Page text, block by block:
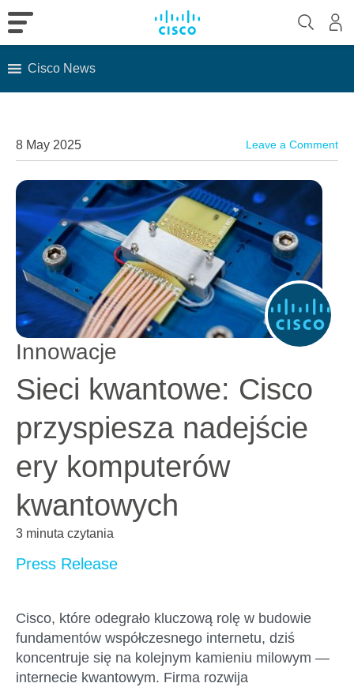
Cisco News
8 May 2025 Leave a Comment
Innowacje
Sieci kwantowe: Cisco
przyspiesza nadejście
ery komputerów
kwantowych
3 minuta czytania
Press Release
Cisco, które odegrało kluczową rolę w budowie
fundamentów współczesnego internetu, dziś
koncentruje się na kolejnym kamieniu milowym —
internecie kwantowym. Firma rozwija